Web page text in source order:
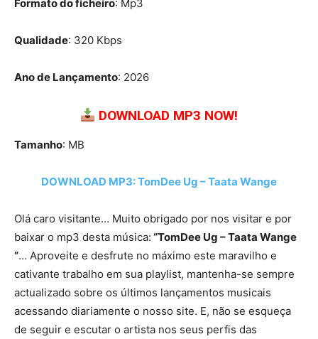
Formato do ficheiro: Mp3
Qualidade: 320 Kbps
Ano de Lançamento: 2026
DOWNLOAD MP3 NOW!
Tamanho: MB
DOWNLOAD MP3: TomDee Ug – Taata Wange
Olá caro visitante… Muito obrigado por nos visitar e por
baixar o mp3 desta música: “TomDee Ug – Taata Wange
”… Aproveite e desfrute no máximo este maravilho e
cativante trabalho em sua playlist, mantenha-se sempre
actualizado sobre os últimos lançamentos musicais
acessando diariamente o nosso site. E, não se esqueça
de seguir e escutar o artista nos seus perfis das